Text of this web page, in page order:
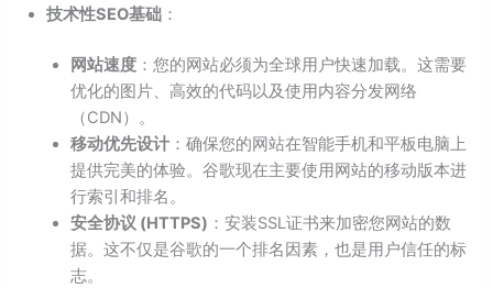
技术性SEO基础 ：
网站速度 ：您的网站必须为全球用户快速加载。这需要
优化的图片、高效的代码以及使用内容分发网络
（CDN）。
移动优先设计 ：确保您的网站在智能手机和平板电脑上
提供完美的体验。谷歌现在主要使用网站的移动版本进
行索引和排名。
安全协议 (HTTPS) ：安装SSL证书来加密您网站的数
据。这不仅是谷歌的一个排名因素，也是用户信任的标
志。